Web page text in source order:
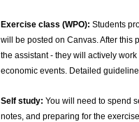
Exercise class (WPO): Students
will be posted on Canvas. After this
the assistant - they will actively
economic events. Detailed
Self study: You will need to spend
notes, and preparing for the